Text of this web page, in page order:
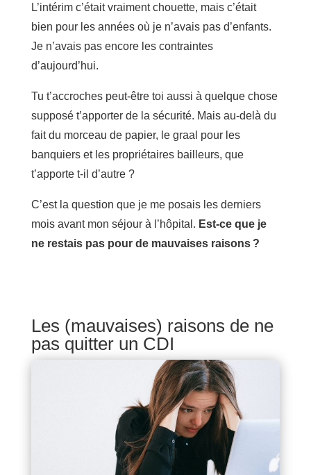
L’intérim c’était vraiment chouette, mais c’était
bien pour les années où je n’avais pas d’enfants.
Je n’avais pas encore les contraintes
d’aujourd’hui.
Tu t’accroches peut-être toi aussi à quelque chose
supposé t’apporter de la sécurité. Mais au-delà du
fait du morceau de papier, le graal pour les
banquiers et les propriétaires bailleurs, que
t’apporte t-il d’autre ?
C’est la question que je me posais les derniers
mois avant mon séjour à l’hôpital. Est-ce que je
ne restais pas pour de mauvaises raisons ?
Les (mauvaises) raisons de ne
pas quitter un CDI